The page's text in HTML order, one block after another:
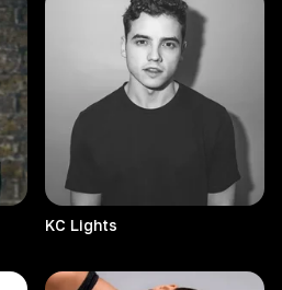
KC Lights